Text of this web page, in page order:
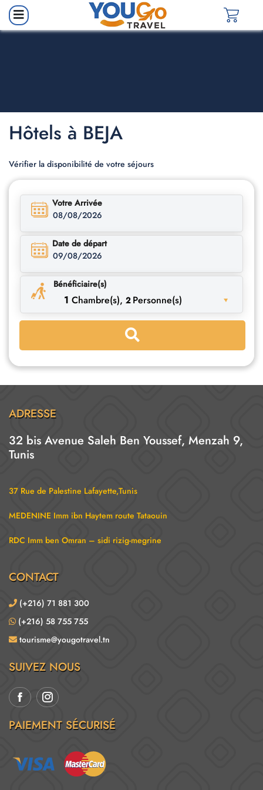
Hôtels à BEJA
Vérifier la disponibilité de votre séjours
Votre Arrivée
08/08/2026
Date de départ
09/08/2026
Bénéficiaire(s)
1 Chambre(s), 2 Personne(s)
ADRESSE
32 bis Avenue Saleh Ben Youssef, Menzah 9,
Tunis
37 Rue de Palestine Lafayette,Tunis
MEDENINE Imm ibn Haytem route Tataouin
RDC Imm ben Omran – sidi rizig-megrine
CONTACT
(+216) 71 881 300
(+216) 58 755 755
tourisme@yougotravel.tn
SUIVEZ NOUS
PAIEMENT SÉCURISÉ